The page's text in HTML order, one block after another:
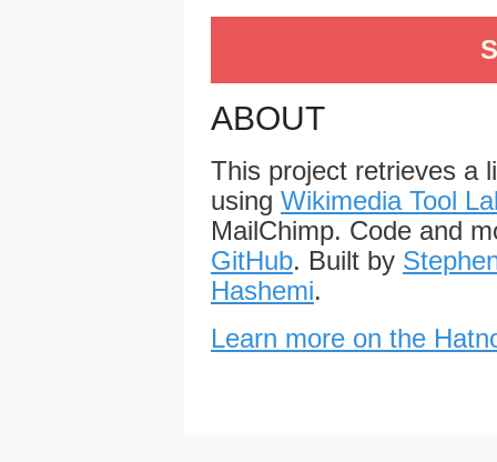
ABOUT
This project retrieves a
using Wikimedia Tool
MailChimp. Code and
GitHub. Built by
Hashemi.
Learn more on the